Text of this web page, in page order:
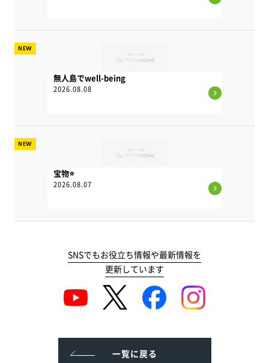
無人島でwell-being
2026.08.08
NEW
宝物⭐
2026.08.07
NEW
SNSでもお役立ち情報や最新情報を
更新しています
一覧に戻る